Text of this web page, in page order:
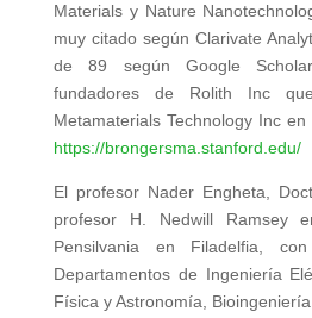
Materials y Nature
muy citado según Clarivate
de 89 según Google
fundadores de Rolith Inc
Metamaterials Technology Inc
https://brongersma.stanford.edu/
El profesor Nader Engheta,
profesor H. Nedwill Ramsey
Pensilvania en Filadelfia,
Departamentos de Ingeniería
Física y Astronomía,